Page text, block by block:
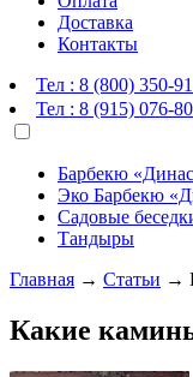
Доставка
Контакты
Тел : 8 (800) 350-
Тел : 8 (915) 076-
Барбекю
Эко Барбекю
Садовые
Тандыры
Главная → Статьи →
Какие